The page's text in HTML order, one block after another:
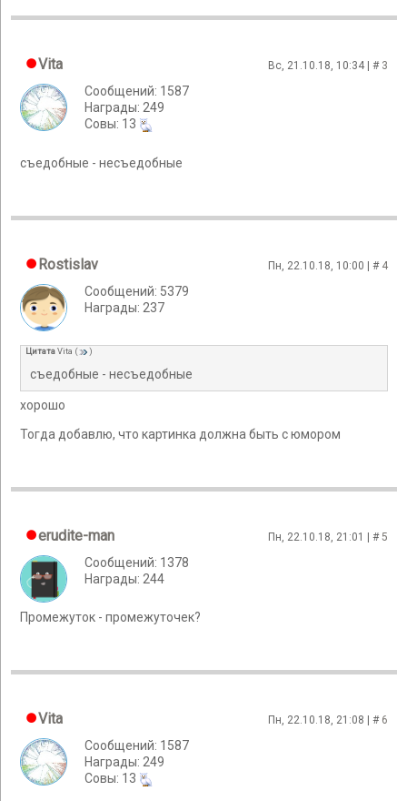
Vita Вс, 21.10.18, 10:34 | # 3
Сообщений: 1587
Награды: 249
Cовы: 13
съедобные - несъедобные
Rostislav Пн, 22.10.18, 10:00 | # 4
Сообщений: 5379
Награды: 237
ЦитатаVita ( )
съедобные - несъедобные
хорошо
Тогда добавлю, что картинка должна быть с юмором
erudite-man Пн, 22.10.18, 21:01 | #5
Сообщений: 1378
Награды: 244
Промежуток - промежуточек?
Vita Пн, 22.10.18, 21:08 | # 6
Сообщений: 1587
Награды: 249
Cовы: 13